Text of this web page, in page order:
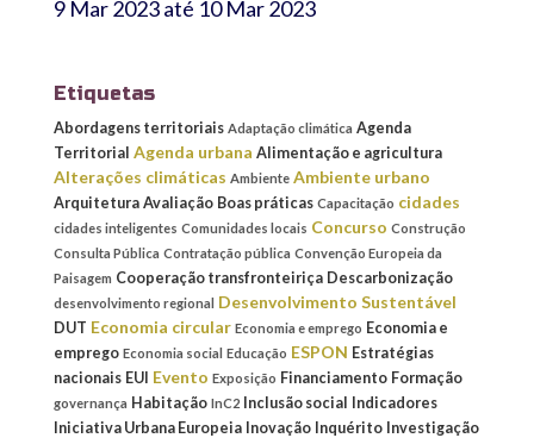
9 Mar 2023até 10 Mar 2023
Etiquetas
Abordagens territoriais Adaptação climática Agenda
Territorial Agenda urbana Alimentação e agricultura
Alterações climáticas Ambiente Ambiente urbano
Arquitetura Avaliação Boas práticas Capacitação cidades
cidades inteligentes Comunidades locais Concurso Construção
Consulta Pública Contratação pública Convenção Europeia da
Paisagem Cooperação transfronteiriça Descarbonização
desenvolvimento regional Desenvolvimento Sustentável
DUT Economia circular Economia e emprego Economia e
emprego Economia social Educação ESPON Estratégias
nacionais EUI Evento Exposição Financiamento Formação
governança Habitação InC2 Inclusão social Indicadores
Iniciativa Urbana Europeia Inovação Inquérito Investigação